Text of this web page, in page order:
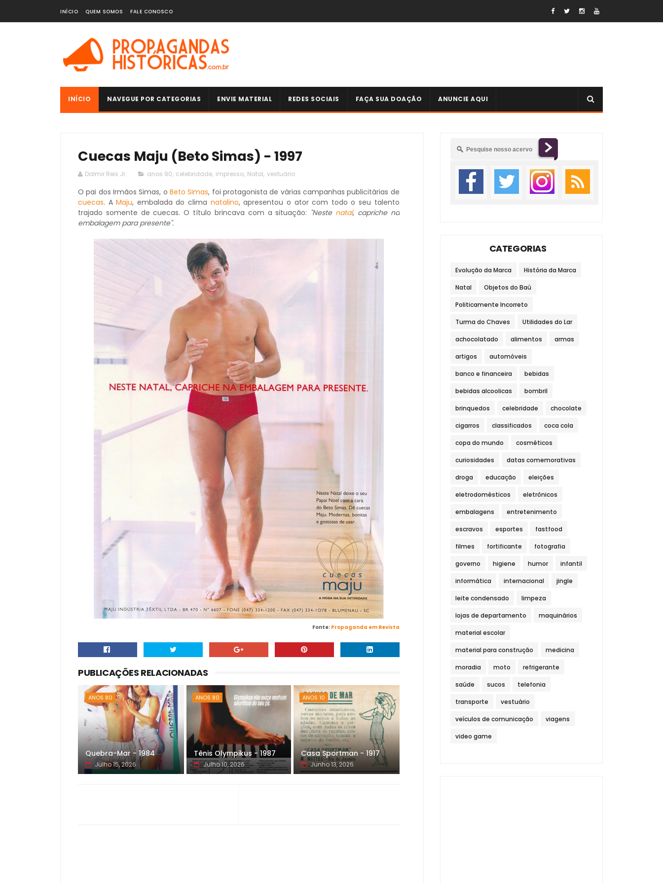
INÍCIO QUEM SOMOS FALE CONOSCO
INÍCIO NAVEGUE POR CATEGORIAS ENVIE MATERIAL REDES SOCIAIS FAÇA SUA DOAÇÃO ANUNCIE AQUI
Cuecas Maju (Beto Simas) - 1997
Dalmir Reis Jr. anos 90, celebridade, impresso, Natal, vestuário
O pai dos Irmãos Simas, oBeto Simas, foi protagonista de várias campanhas publicitárias de
cuecas. AMaju, embalada do clima natalino, apresentou o ator com todo o seu talento
trajado somente de cuecas. O título brincava com a situação: "Neste natal, capriche na
embalagem para presente".
Fonte: Propaganda em Revista
PUBLICAÇÕES RELACIONADAS
ANOS 80
Quebra-Mar - 1984
Julho 15, 2026
ANOS 80
Tênis Olympikus - 1987
Julho 10, 2026
ANOS 10
Casa Sportman - 1917
Junho 13, 2026
CATEGORIAS
Evolução da Marca História da Marca
Natal Objetos do Baú
Politicamente Incorreto
Turma do Chaves Utilidades do Lar
achocolatado alimentos armas
artigos automóveis
banco e financeira bebidas
bebidas alcoolicas bombril
brinquedos celebridade chocolate
cigarros classificados coca cola
copa do mundo cosméticos
curiosidades datas comemorativas
droga educação eleições
eletrodomésticos eletrônicos
embalagens entretenimento
escravos esportes fastfood
filmes fortificante fotografia
governo higiene humor infantil
informática internacional jingle
leite condensado limpeza
lojas de departamento maquinários
material escolar
material para construção medicina
moradia moto refrigerante
saúde sucos telefonia
transporte vestuário
veículos de comunicação viagens
video game